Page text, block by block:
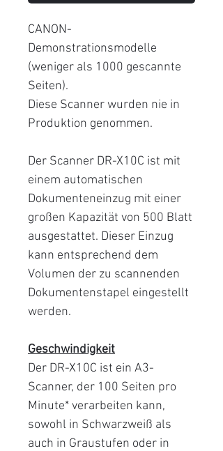
CANON-
Demonstrationsmodelle
(weniger als 1000 gescannte
Seiten).
Diese Scanner wurden nie in
Produktion genommen.
Der Scanner DR-X10C ist mit
einem automatischen
Dokumenteneinzug mit einer
großen Kapazität von 500 Blatt
ausgestattet. Dieser Einzug
kann entsprechend dem
Volumen der zu scannenden
Dokumentenstapel eingestellt
werden.
Geschwindigkeit
Der DR-X10C ist ein A3-
Scanner, der 100 Seiten pro
Minute* verarbeiten kann,
sowohl in Schwarzweiß als
auch in Graustufen oder in